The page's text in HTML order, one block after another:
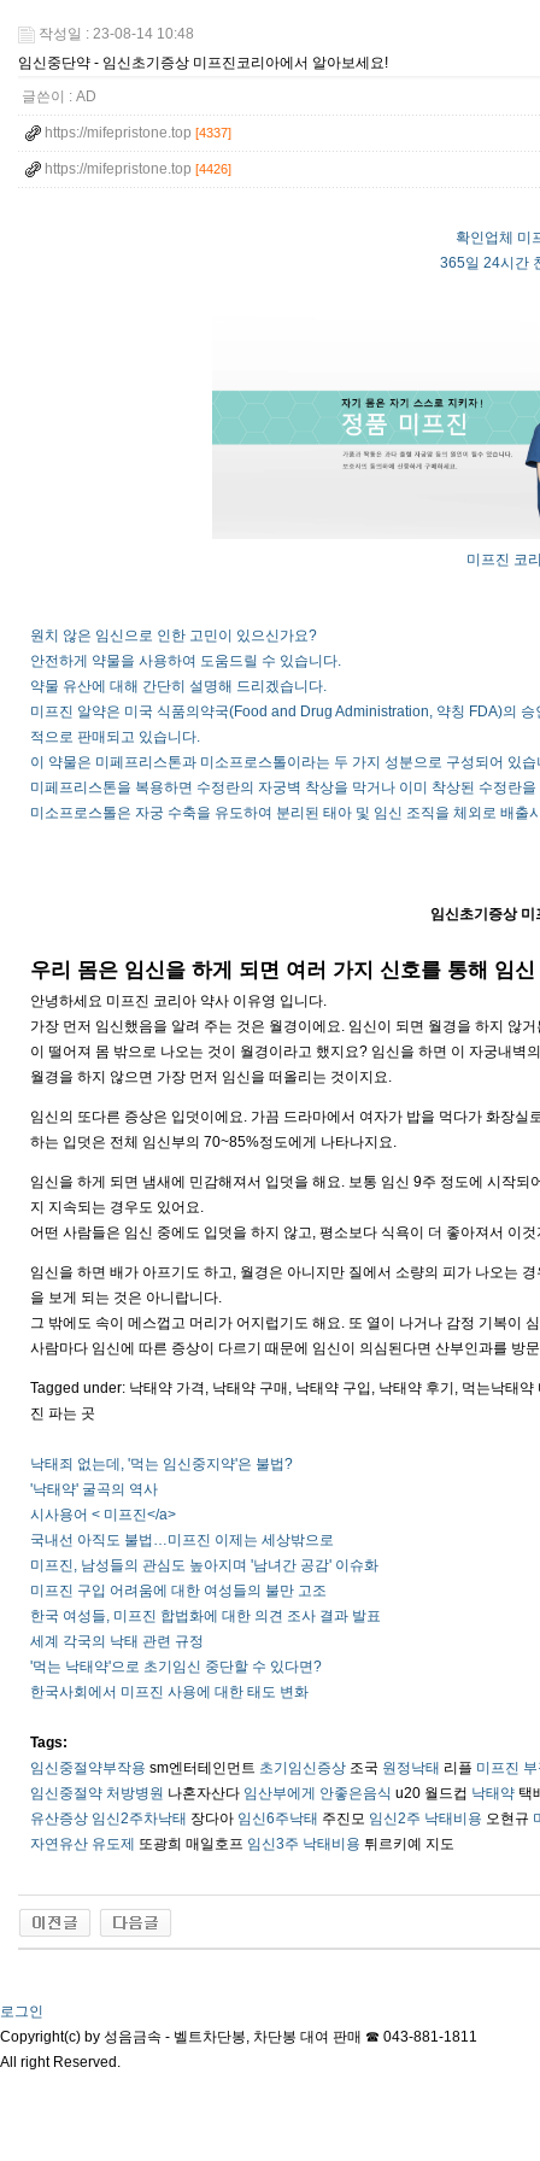
작성일 : 23-08-14 10:48
임신중단약 - 임신초기증상 미프진코리아에서 알아보세요!
글쓴이 : AD
https://mifepristone.top [4337]
https://mifepristone.top [4426]
확인업체 미
365일 24시간
미프진 코
원치 않은 임신으로 인한 고민이 있으신가요?
안전하게 약물을 사용하여 도움드릴 수 있습니다.
약물 유산에 대해 간단히 설명해 드리겠습니다.
미프진 알약은 미국 식품의약국(Food and Drug Administration, 약칭 FDA)의
적으로 판매되고 있습니다.
이 약물은 미페프리스톤과 미소프로스톨이라는 두 가지 성분으로 구성되어 있습
미페프리스톤을 복용하면 수정란의 자궁벽 착상을 막거나 이미 착상된 수정란
미소프로스톨은 자궁 수축을 유도하여 분리된 태아 및 임신 조직을 체외로 배출
임신초기증상
우리 몸은 임신을 하게 되면 여러 가지 신호를 통해 임
안녕하세요 미프진 코리아 약사 이유영 입니다.
가장 먼저 임신했음을 알려 주는 것은 월경이에요. 임신이 되면 월경을 하지 않
이 떨어져 몸 밖으로 나오는 것이 월경이라고 했지요? 임신을 하면 이 자궁내
월경을 하지 않으면 가장 먼저 임신을 떠올리는 것이지요.
임신의 또다른 증상은 입덧이에요. 가끔 드라마에서 여자가 밥을 먹다가 화장
하는 입덧은 전체 임신부의 70~85%정도에게 나타나지요.
임신을 하게 되면 냄새에 민감해져서 입덧을 해요. 보통 임신 9주 정도에 시작
지 지속되는 경우도 있어요.
어떤 사람들은 임신 중에도 입덧을 하지 않고, 평소보다 식욕이 더 좋아져서 이
임신을 하면 배가 아프기도 하고, 월경은 아니지만 질에서 소량의 피가 나오는
을 보게 되는 것은 아니랍니다.
그 밖에도 속이 메스껍고 머리가 어지럽기도 해요. 또 열이 나거나 감정 기복이
사람마다 임신에 따른 증상이 다르기 때문에 임신이 의심된다면 산부인과를 방
Tagged under: 낙태약 가격, 낙태약 구매, 낙태약 구입, 낙태약 후기, 먹는낙태
진 파는 곳
낙태죄 없는데, '먹는 임신중지약'은 불법?
'낙태약' 굴곡의 역사
시사용어 < 미프진</a>
국내선 아직도 불법…미프진 이제는 세상밖으로
미프진, 남성들의 관심도 높아지며 '남녀간 공감' 이슈화
미프진 구입 어려움에 대한 여성들의 불만 고조
한국 여성들, 미프진 합법화에 대한 의견 조사 결과 발표
세계 각국의 낙태 관련 규정
'먹는 낙태약'으로 초기임신 중단할 수 있다면?
한국사회에서 미프진 사용에 대한 태도 변화
Tags:
임신중절약부작용 sm엔터테인먼트 초기임신증상 조국 원정낙태 리플 미프진
임신중절약 처방병원 나혼자산다 임산부에게 안좋은음식 u20 월드컵 낙태약 택
유산증상 임신2주차낙태 장다아 임신6주낙태 주진모 임신2주 낙태비용 오현규
자연유산 유도제 또광희 매일호프 임신3주 낙태비용 튀르키예 지도
로그인
Copyright(c) by 성음금속 - 벨트차단봉, 차단봉 대여 판매 ☎ 043-881-1811
All right Reserved.